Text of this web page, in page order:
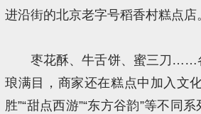
进沿街的北京老字号稻香村糕点店
枣花酥、牛舌饼、蜜三刀……
琅满目，商家还在糕点中加入文
胜”“甜点西游”“东方谷韵”等不同